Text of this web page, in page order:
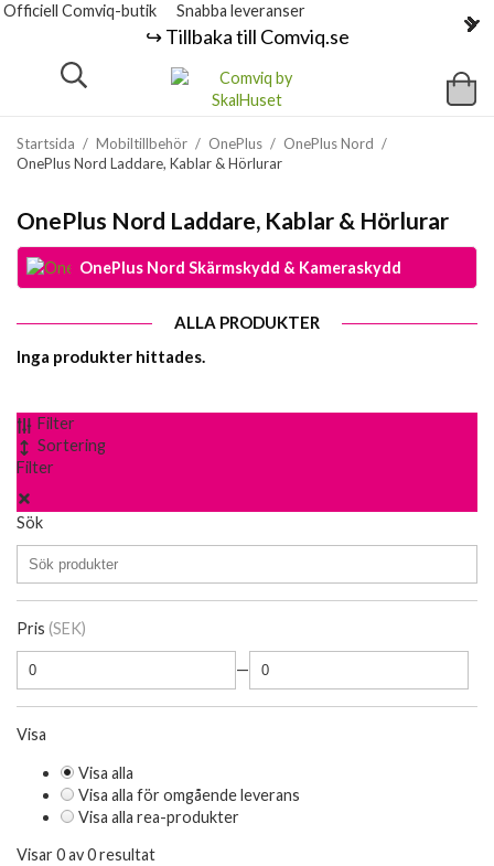
Officiell Comviq-butik Snabba leveranser
↪️ Tillbaka till Comviq.se
Startsida / Mobiltillbehör / OnePlus / OnePlus Nord /
OnePlus Nord Laddare, Kablar & Hörlurar
OnePlus Nord Laddare, Kablar & Hörlurar
OnePlus Nord Skärmskydd & Kameraskydd
ALLA PRODUKTER
Inga produkter hittades.
Filter
Sortering
Filter
Sök
Pris (SEK)
—
Visa
Visa alla
Visa alla för omgående leverans
Visa alla rea-produkter
Visar 0 av 0 resultat